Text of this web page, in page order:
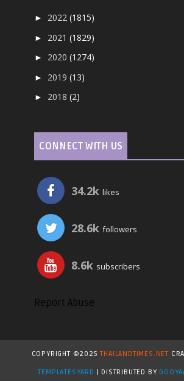
► 2022(1815)
► 2021(1829)
► 2020(1274)
► 2019(13)
► 2018(2)
CONNECT WITH US
34.2k likes
28.6k followers
8.6k subscribers
Report Abuse
COPYRIGHT ©2025THAILANDTIMES.NET
TEMPLATESYARD
| DISTRIBUTED BY